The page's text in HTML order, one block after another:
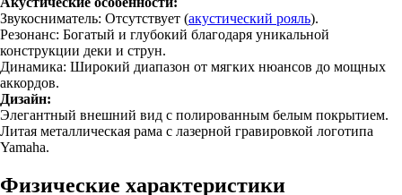
Звукосниматель: Отсутствует (акустический рояль).
Резонанс: Богатый и глубокий благодаря уникальной
конструкции деки и струн.
Динамика: Широкий диапазон от мягких нюансов до мощных
аккордов.
Дизайн:
Элегантный внешний вид с полированным белым покрытием.
Литая металлическая рама с лазерной гравировкой логотипа
Yamaha.
Физические характеристики